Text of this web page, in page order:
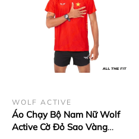
WOLF ACTIVE
Áo Chạy Bộ Nam Nữ Wolf
Active Cờ Đỏ Sao Vàng